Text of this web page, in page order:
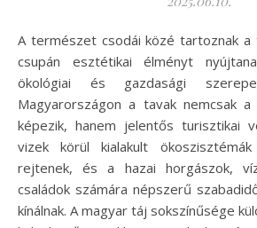
A természet csodái közé tartoznak a tavak, amelyek nem
csupán esztétikai élményt
ökológiai és gazdasági
Magyarországon a tavak nemcsak
képezik, hanem jelentős turisztikai
vizek körül kialakult
rejtenek, és a hazai horgászok,
családok számára népszerű
kínálnak. A magyar táj sokszínűsége